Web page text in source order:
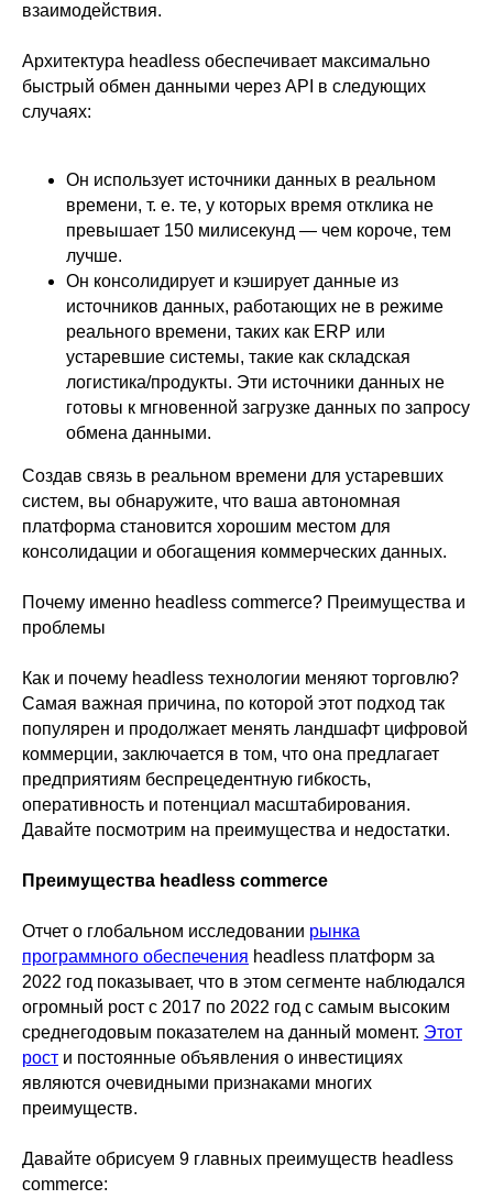
взаимодействия.
Архитектура headless обеспечивает максимально
быстрый обмен данными через API в следующих
случаях:
Он использует источники данных в реальном
времени, т. е. те, у которых время отклика не
превышает 150 милисекунд — чем короче, тем
лучше.
Он консолидирует и кэширует данные из
источников данных, работающих не в режиме
реального времени, таких как ERP или
устаревшие системы, такие как складская
логистика/продукты. Эти источники данных не
готовы к мгновенной загрузке данных по запросу
обмена данными.
Создав связь в реальном времени для устаревших
систем, вы обнаружите, что ваша автономная
платформа становится хорошим местом для
консолидации и обогащения коммерческих данных.
Почему именно headless commerce? Преимущества и
проблемы
Как и почему headless технологии меняют торговлю?
Самая важная причина, по которой этот подход так
популярен и продолжает менять ландшафт цифровой
коммерции, заключается в том, что она предлагает
предприятиям беспрецедентную гибкость,
оперативность и потенциал масштабирования.
Давайте посмотрим на преимущества и недостатки.
Преимущества headless commerce
Отчет о глобальном исследовании рынка
программного обеспечения headless платформ за
2022 год показывает, что в этом сегменте наблюдался
огромный рост с 2017 по 2022 год с самым высоким
среднегодовым показателем на данный момент. Этот
рост и постоянные объявления о инвестициях
являются очевидными признаками многих
преимуществ.
Давайте обрисуем 9 главных преимуществ headless
commerce: